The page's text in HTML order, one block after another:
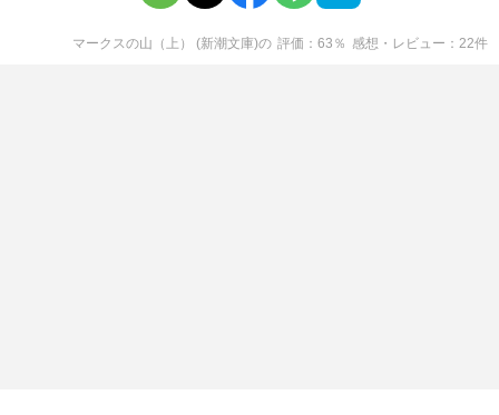
マークスの山（上） (新潮文庫)の 評価 63 ％ 感想・レビュー 22件